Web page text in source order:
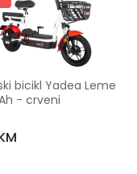
bicikl Yadea Leme
- crveni